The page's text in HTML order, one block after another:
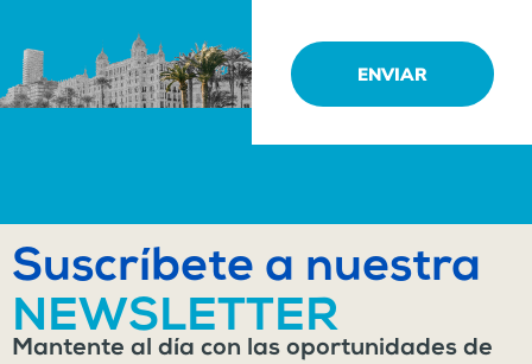
ENVIAR
Suscríbete a nuestra
NEWSLETTER
Mantente al día con las oportunidades de